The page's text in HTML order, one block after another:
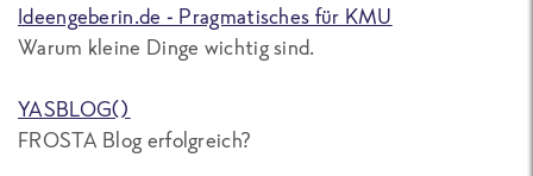
Ideengeberin.de - Pragmatisches für KMU
Warum kleine Dinge wichtig sind.
YASBLOG()
FROSTA Blog erfolgreich?